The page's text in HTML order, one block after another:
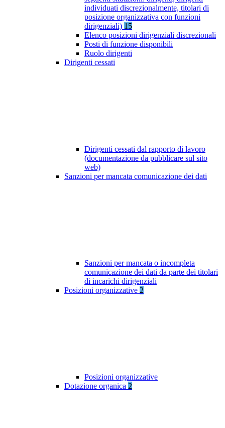
individuati discrezionalmente, titolari di
posizione organizzativa con funzioni
dirigenziali) 15
Elenco posizioni dirigenziali discrezionali
Posti di funzione disponibili
Ruolo dirigenti
Dirigenti cessati
Dirigenti cessati dal rapporto di lavoro
(documentazione da pubblicare sul sito
web)
Sanzioni per mancata comunicazione dei dati
Sanzioni per mancata o incompleta
comunicazione dei dati da parte dei titolari
di incarichi dirigenziali
Posizioni organizzative 2
Posizioni organizzative
Dotazione organica 2